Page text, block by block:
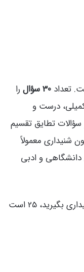
تعداد 30 سؤال
را
درست و
تطایق تقسیم
شنیداری معمولاً
دانشگاهی و ادبی
حداکثر نمره‌ای که می‌توانید در آزمون شنیداری بگیرید، 25 است